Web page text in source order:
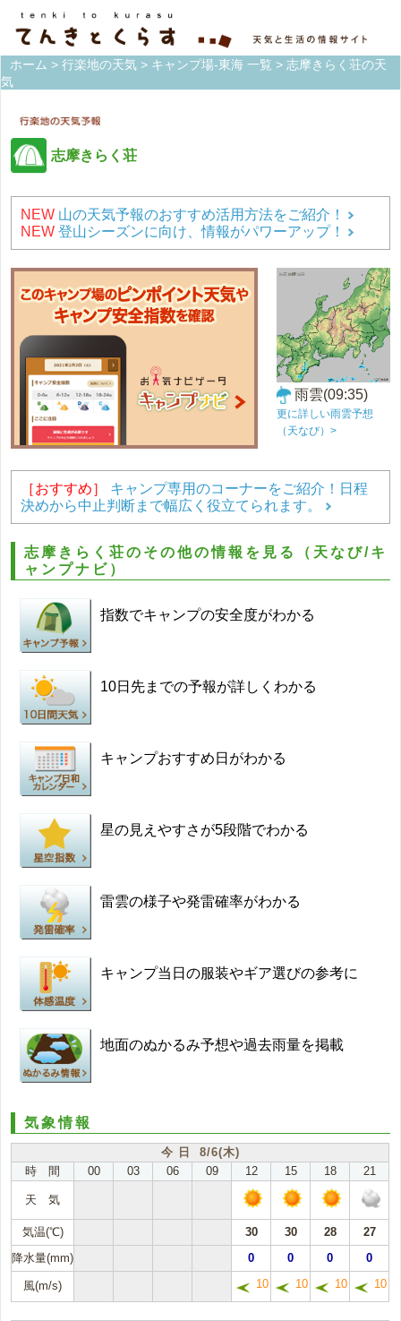
ホーム > 行楽地の天気 > キャンプ場-東海 一覧 > 志摩きらく荘の天
気
志摩きらく荘
NEW 山の天気予報のおすすめ活用方法をご紹介！
NEW 登山シーズンに向け、情報がパワーアップ！
雨雲(09:35)
更に詳しい雨雲予想
（天なび）>
［おすすめ］
キャンプ専用のコーナーをご紹介！日程
決めから中止判断まで幅広く役立てられます。
志摩きらく荘のその他の情報を見る（天なび/キ
ャンプナビ）
指数でキャンプの安全度がわかる
10日先までの予報が詳しくわかる
キャンプおすすめ日がわかる
星の見えやすさが5段階でわかる
雷雲の様子や発雷確率がわかる
キャンプ当日の服装やギア選びの参考に
地面のぬかるみ予想や過去雨量を掲載
気象情報
今 日 8/6(木)
時 間
00 03 06 09 12 15 18 21
天 気
気温(℃) 30 30 28
27
降水量(mm)
0 0 0 0
風(m/s) 10 10 10 10